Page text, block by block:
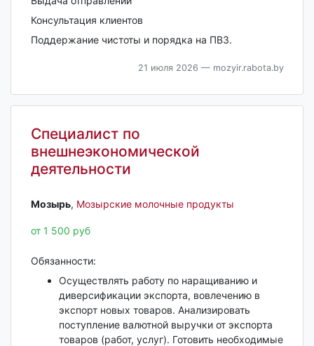
Консультация клиентов
Поддержание чистоты и порядка на ПВЗ.
21 июля 2026 — mozyir.rabota.by
Специалист по
внешнеэкономической
деятельности
Мозырь‎, Мозырские молочные продукты
от 1 500 руб
Обязанности:
Осуществлять работу по наращиванию и
диверсификации экспорта, вовлечению в
экспорт новых товаров. Анализировать
поступление валютной выручки от экспорта
товаров (работ, услуг). Готовить необходимые